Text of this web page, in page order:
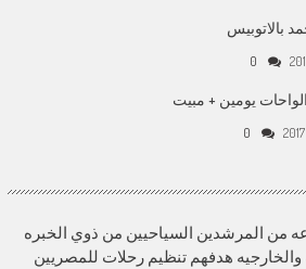
بالاتوبيس
0
يومين + مبيت
0
من المرشدين السياحيين من ذوي الخبره
هدفهم تنظيم رحلات للمصريين